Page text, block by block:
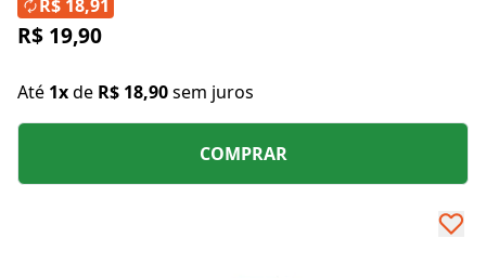
R$ 19,90
Até 1xde R$ 18,90sem juros
R$ 18,91
COMPRAR